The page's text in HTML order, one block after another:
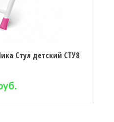
Стул детский СТУ8